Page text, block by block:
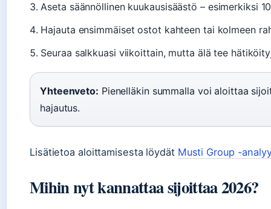
Aseta säännöllinen kuukausisäästö – esimerkiksi
Hajauta ensimmäiset ostot kahteen tai kolmeen
Seuraa salkkuasi viikoittain, mutta älä tee
Yhteenveto: Pienelläkin summalla voi aloittaa
hajautus.
Lisätietoa aloittamisesta löydät Musti Group -
Mihin nyt kannattaa sijoittaa 2026?